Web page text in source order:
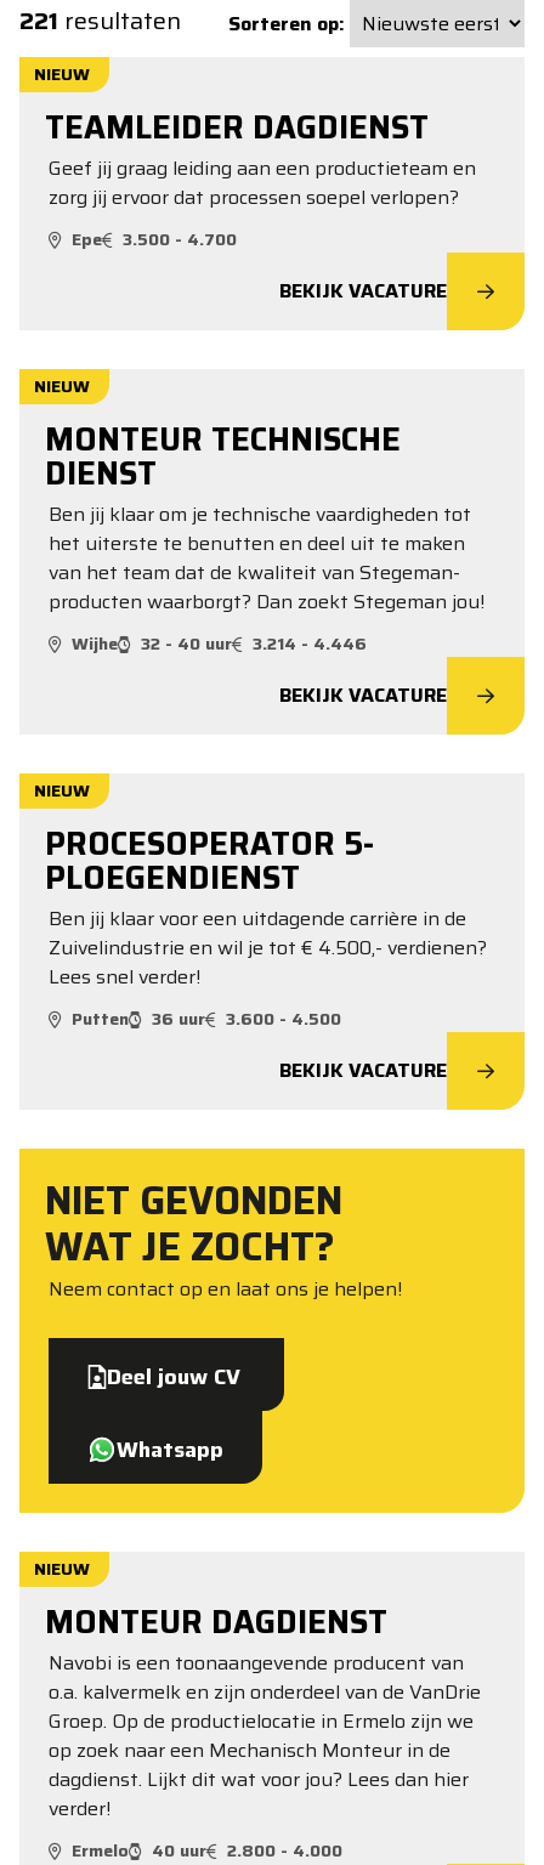
221 resultaten Sorteren op:
NIEUW
TEAMLEIDER DAGDIENST
Geef jij graag leiding aan een productieteam en
zorg jij ervoor dat processen soepel verlopen?
Epe 3.500 - 4.700
BEKIJK VACATURE
NIEUW
MONTEUR TECHNISCHE
DIENST
Ben jij klaar om je technische vaardigheden tot
het uiterste te benutten en deel uit te maken
van het team dat de kwaliteit van Stegeman-
producten waarborgt? Dan zoekt Stegeman jou!
Wijhe 32 - 40 uur 3.214 - 4.446
BEKIJK VACATURE
NIEUW
PROCESOPERATOR 5-
PLOEGENDIENST
Ben jij klaar voor een uitdagende carrière in de
Zuivelindustrie en wil je tot € 4.500,- verdienen?
Lees snel verder!
Putten 36 uur 3.600 - 4.500
BEKIJK VACATURE
NIET GEVONDEN
WAT JE ZOCHT?
Neem contact op en laat ons je helpen!
Deel jouw CV
Whatsapp
NIEUW
MONTEUR DAGDIENST
Navobi is een toonaangevende producent van
o.a. kalvermelk en zijn onderdeel van de VanDrie
Groep. Op de productielocatie in Ermelo zijn we
op zoek naar een Mechanisch Monteur in de
dagdienst. Lijkt dit wat voor jou? Lees dan hier
verder!
Ermelo 40 uur 2.800 - 4.000